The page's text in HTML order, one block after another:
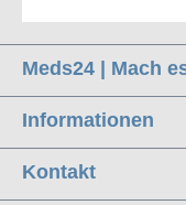
Meds24 | Mach
Informationen
Kontakt